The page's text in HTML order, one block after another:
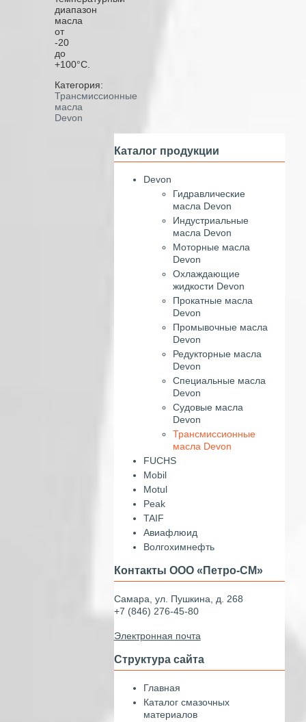
диапазон
масла
от
-20
до
+100°С.
Категория:
Трансмиссионные
масла
Devon
Каталог продукции
Devon
Гидравлические
масла Devon
Индустриальные
масла Devon
Моторные масла
Devon
Охлаждающие
жидкости Devon
Прокатные масла
Devon
Промывочные масла
Devon
Редукторные масла
Devon
Специальные масла
Devon
Судовые масла
Devon
Трансмиссионные
масла Devon
FUCHS
Mobil
Motul
Peak
TAIF
Авиафлюид
Волгохимнефть
Контакты ООО «Петро-СМ»
Самара, ул. Пушкина, д. 268
+7 (846) 276-45-80
Электронная почта
Структура сайта
Главная
Каталог смазочных
материалов